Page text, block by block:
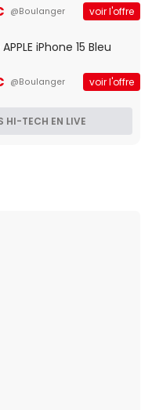
@Boulanger voir l'offre
iPhone 15 Bleu
@Boulanger voir l'offre
HI-TECH EN LIVE